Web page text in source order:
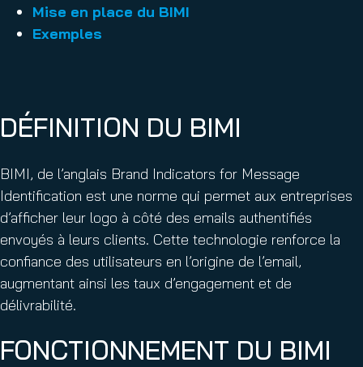
Mise en place du BIMI
Exemples
DÉFINITION DU BIMI
BIMI, de l’anglais Brand Indicators for Message
Identification est une norme qui permet aux entreprises
d’afficher leur logo à côté des emails authentifiés
envoyés à leurs clients. Cette technologie renforce la
confiance des utilisateurs en l’origine de l’email,
augmentant ainsi les taux d’engagement et de
délivrabilité.
FONCTIONNEMENT DU BIMI